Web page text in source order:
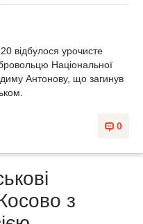
відбулося урочисте
Національної
Антонову, що загинув
0
з